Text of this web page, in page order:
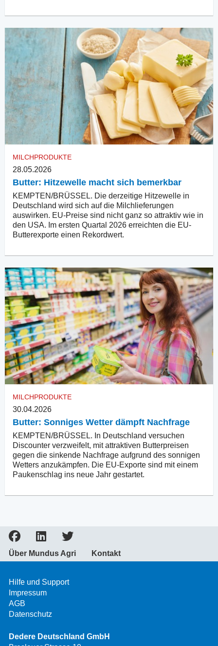
MILCHPRODUKTE
28.05.2026
Butter: Hitzewelle macht sich bemerkbar
KEMPTEN/BRÜSSEL. Die derzeitige Hitzewelle in
Deutschland wird sich auf die Milchlieferungen
auswirken. EU-Preise sind nicht ganz so attraktiv wie in
den USA. Im ersten Quartal 2026 erreichten die EU-
Butterexporte einen Rekordwert.
MILCHPRODUKTE
30.04.2026
Butter: Sonniges Wetter dämpft Nachfrage
KEMPTEN/BRÜSSEL. In Deutschland versuchen
Discounter verzweifelt, mit attraktiven Butterpreisen
gegen die sinkende Nachfrage aufgrund des sonnigen
Wetters anzukämpfen. Die EU-Exporte sind mit einem
Paukenschlag ins neue Jahr gestartet.
Über Mundus Agri Kontakt
Hilfe und Support
Impressum
AGB
Datenschutz
Dedere Deutschland GmbH